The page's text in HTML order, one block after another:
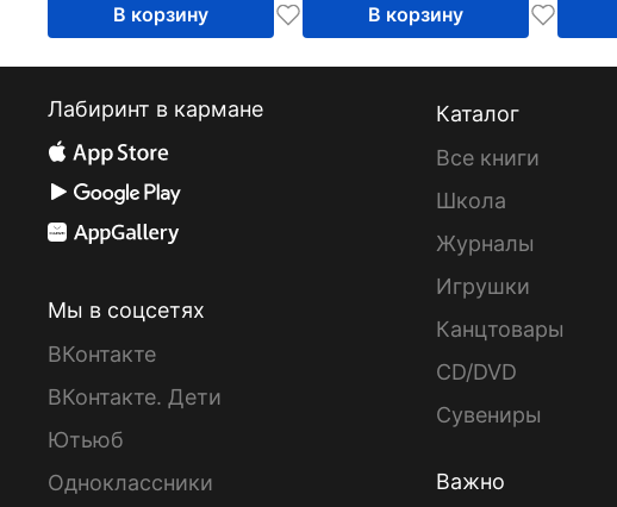
В корзину В корзину
Лабиринт в кармане
Мы в соцсетях
ВКонтакте
ВКонтакте. Дети
Ютьюб
Одноклассники
Каталог
Все книги
Школа
Журналы
Игрушки
Канцтовары
CD/DVD
Сувениры
Важно